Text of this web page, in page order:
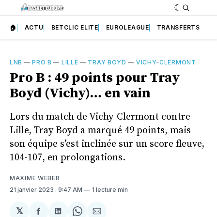
🏠 ACTU BETCLIC ELITE EUROLEAGUE TRANSFERTS
LNB —PRO B — LILLE — TRAY BOYD — VICHY-CLERMONT
Pro B : 49 points pour Tray
Boyd (Vichy)… en vain
Lors du match de Vichy-Clermont contre
Lille, Tray Boyd a marqué 49 points, mais
son équipe s’est inclinée sur un score fleuve,
104-107, en prolongations.
MAXIME WEBER
21 janvier 2023 . 9:47 AM 1 lecture min
𝕏 PartagerPartager
SharePartager